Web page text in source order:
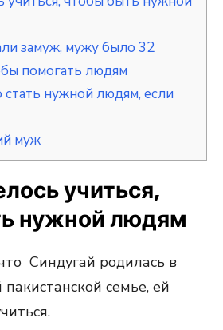
замуж, мужу было 32
помогать людям
стать нужной людям, если
муж
учиться,
нужной людям
Синдугай родилась в
семье, ей